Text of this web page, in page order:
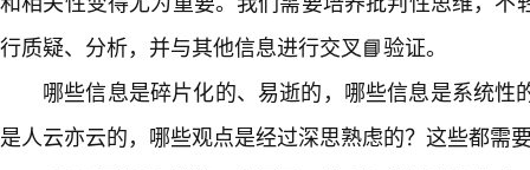
行质疑、分析，并与其他信息进行交叉📘验证。
哪些信息是碎片化的、易逝的，哪些信息是系统性
是人云亦云的，哪些观点是经过深思熟虑的？这些都需